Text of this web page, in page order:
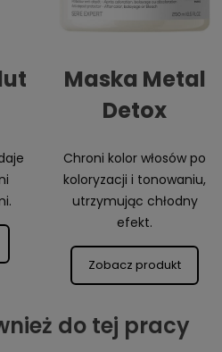
Maska Metal
Detox
Chroni kolor włosów po
koloryzacji i tonowaniu,
utrzymując chłodny
efekt.
Zobacz produkt
do tej pracy